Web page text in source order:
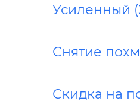
Усиленный
Снятие
Скидка на